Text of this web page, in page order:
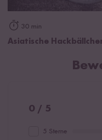
30 min
Asiatische
0 / 5
5 Sterne